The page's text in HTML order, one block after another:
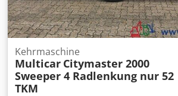
Kaufvertrages ausschließlich das
tatsächlichen Zustand sein wird.
Kehrmaschine
Multicar Citymaster 2000
Sweeper 4 Radlenkung nur 52
TKM